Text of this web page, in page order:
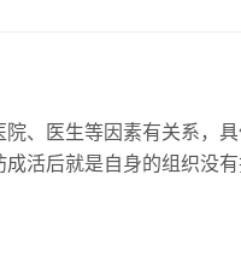
、医生等因素有关系，
活后就是自身的组织没